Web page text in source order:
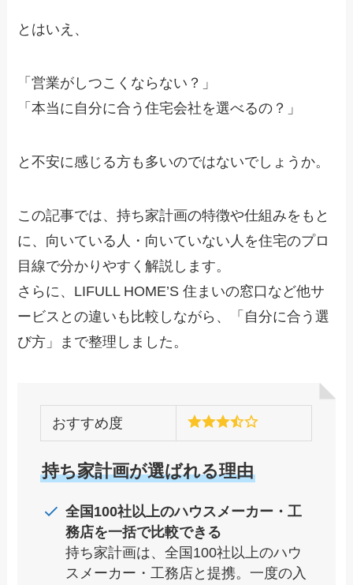
とはいえ、
「営業がしつこくならない？」
「本当に自分に合う住宅会社を選べるの？」
と不安に感じる方も多いのではないでしょうか。
この記事では、持ち家計画の特徴や仕組みをもと
に、向いている人・向いていない人を住宅のプロ
目線で分かりやすく解説します。
さらに、LIFULL HOME’S 住まいの窓口など他サ
ービスとの違いも比較しながら、「自分に合う選
び方」まで整理しました。
おすすめ度
持ち家計画が選ばれる理由
全国100社以上のハウスメーカー・工
務店を一括で比較できる
持ち家計画は、全国100社以上のハウ
スメーカー・工務店と提携。一度の入